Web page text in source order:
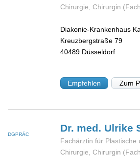
Chirurgie, Chirurgin
Diakonie-Krankenhaus
Kreuzbergstraße 79
40489 Düsseldorf
Empfehlen Zum
DGPRÄC
Dr. med. Ulrike
Fachärztin für Plastische
Chirurgie, Chirurgin